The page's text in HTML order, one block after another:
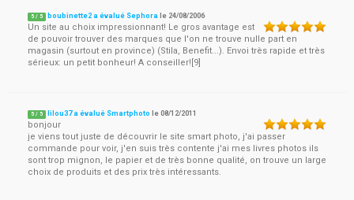
5 / 5 boubinette2 a évalué Sephora le 24/08/2006
Un site au choix impressionnant! Le gros avantage est
de pouvoir trouver des marques que l'on ne trouve nulle part en
magasin (surtout en province) (Stila, Benefit...). Envoi très rapide et très
sérieux: un petit bonheur! A conseiller![9]
5 / 5 lilou37 a évalué Smartphoto le08/12/2011
bonjour
je viens tout juste de découvrir le site smart photo, j'ai passer
commande pour voir, j'en suis très contente j'ai mes livres photos ils
sont trop mignon, le papier et de très bonne qualité, on trouve un large
choix de produits et des prix très intéressants.